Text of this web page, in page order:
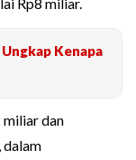
Kenapa
miliar dan
dalam